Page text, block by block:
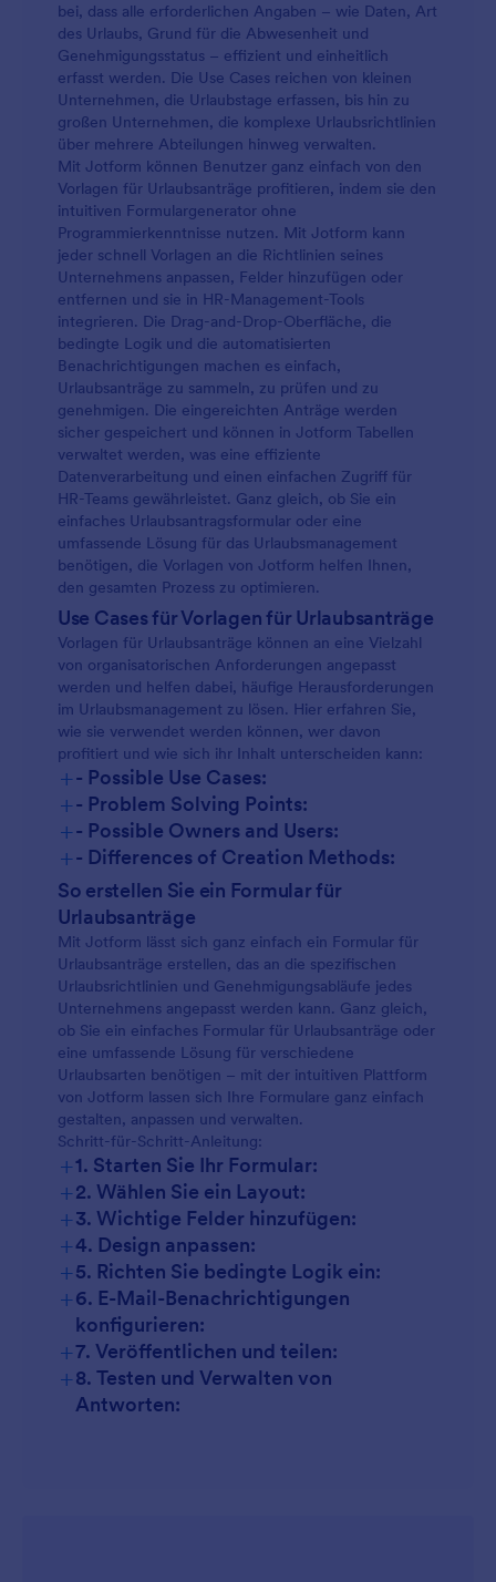
bei, dass alle erforderlichen Angaben – wie Daten, Art
des Urlaubs, Grund für die Abwesenheit und
Genehmigungsstatus – effizient und einheitlich
erfasst werden. Die Use Cases reichen von kleinen
Unternehmen, die Urlaubstage erfassen, bis hin zu
großen Unternehmen, die komplexe Urlaubsrichtlinien
über mehrere Abteilungen hinweg verwalten.
Mit Jotform können Benutzer ganz einfach von den
Vorlagen für Urlaubsanträge profitieren, indem sie den
intuitiven Formulargenerator ohne
Programmierkenntnisse nutzen. Mit Jotform kann
jeder schnell Vorlagen an die Richtlinien seines
Unternehmens anpassen, Felder hinzufügen oder
entfernen und sie in HR-Management-Tools
integrieren. Die Drag-and-Drop-Oberfläche, die
bedingte Logik und die automatisierten
Benachrichtigungen machen es einfach,
Urlaubsanträge zu sammeln, zu prüfen und zu
genehmigen. Die eingereichten Anträge werden
sicher gespeichert und können in Jotform Tabellen
verwaltet werden, was eine effiziente
Datenverarbeitung und einen einfachen Zugriff für
HR-Teams gewährleistet. Ganz gleich, ob Sie ein
einfaches Urlaubsantragsformular oder eine
umfassende Lösung für das Urlaubsmanagement
benötigen, die Vorlagen von Jotform helfen Ihnen,
den gesamten Prozess zu optimieren.
Use Cases für Vorlagen für Urlaubsanträge
Vorlagen für Urlaubsanträge können an eine Vielzahl
von organisatorischen Anforderungen angepasst
werden und helfen dabei, häufige Herausforderungen
im Urlaubsmanagement zu lösen. Hier erfahren Sie,
wie sie verwendet werden können, wer davon
profitiert und wie sich ihr Inhalt unterscheiden kann:
+- Possible Use Cases:
+- Problem Solving Points:
+- Possible Owners and Users:
+- Differences of Creation Methods:
So erstellen Sie ein Formular für
Urlaubsanträge
Mit Jotform lässt sich ganz einfach ein Formular für
Urlaubsanträge erstellen, das an die spezifischen
Urlaubsrichtlinien und Genehmigungsabläufe jedes
Unternehmens angepasst werden kann. Ganz gleich,
ob Sie ein einfaches Formular für Urlaubsanträge oder
eine umfassende Lösung für verschiedene
Urlaubsarten benötigen – mit der intuitiven Plattform
von Jotform lassen sich Ihre Formulare ganz einfach
gestalten, anpassen und verwalten.
Schritt-für-Schritt-Anleitung:
+1. Starten Sie Ihr Formular:
+2. Wählen Sie ein Layout:
+3. Wichtige Felder hinzufügen:
+4. Design anpassen:
+5. Richten Sie bedingte Logik ein:
+6. E-Mail-Benachrichtigungen
konfigurieren:
+7. Veröffentlichen und teilen:
+8. Testen und Verwalten von
Antworten: